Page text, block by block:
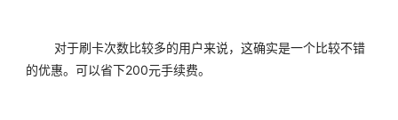
的优惠。可以省下200元手续费。